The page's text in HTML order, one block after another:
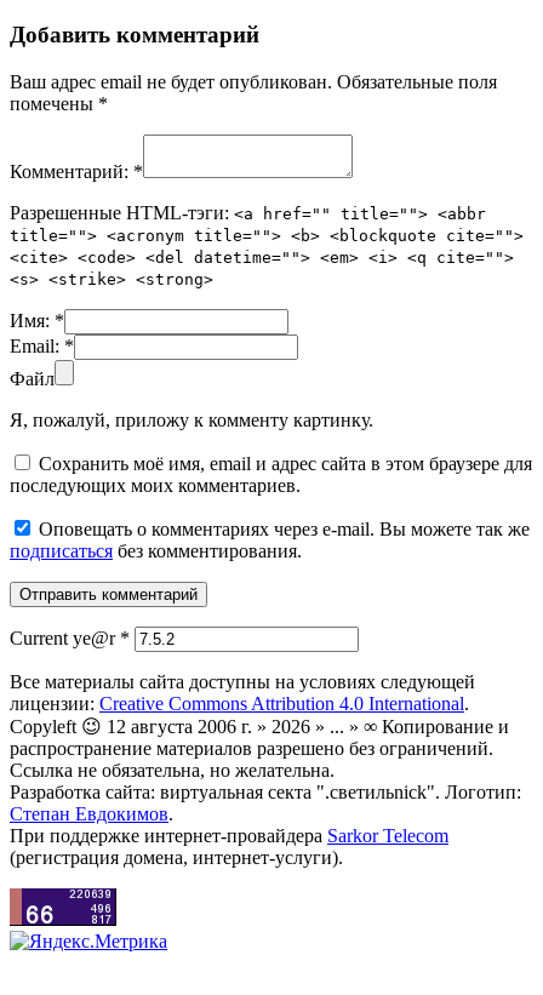
Добавить комментарий
Ваш адрес email не будет опубликован. Обязательные поля
помечены *
Комментарий: *
Разрешенные HTML-тэги: <a href="" title=""> <abbr
title=""> <acronym title=""> <b> <blockquote cite="">
<cite> <code> <del datetime=""> <em> <i> <q cite="">
<s> <strike> <strong>
Имя: *
Email: *
Файл
Я, пожалуй, приложу к комменту картинку.
Сохранить моё имя, email и адрес сайта в этом браузере для
последующих моих комментариев.
Оповещать о комментариях через e-mail. Вы можете так же
подписаться без комментирования.
Current ye@r *
Все материалы сайта доступны на условиях следующей
лицензии: Creative Commons Attribution 4.0 International.
Copyleft 😉 12 августа 2006 г. » 2026 » ... » ∞ Копирование и
распространение материалов разрешено без ограничений.
Ссылка не обязательна, но желательна.
Разработка сайта: виртуальная секта ".светильnick". Логотип:
Степан Евдокимов.
При поддержке интернет-провайдера Sarkor Telecom
(регистрация домена, интернет-услуги).